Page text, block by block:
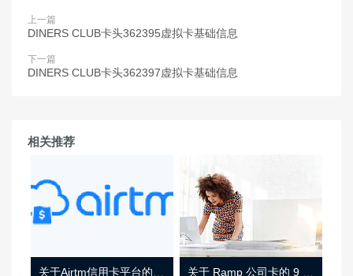
上一篇
DINERS CLUB卡头362395虚拟卡基础信息
下一篇
DINERS CLUB卡头362397虚拟卡基础信息
相关推荐